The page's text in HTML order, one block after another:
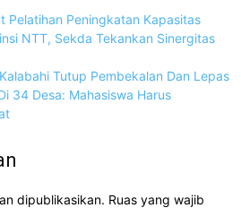
Pelatihan Peningkatan Kapasitas
NTT, Sekda Tekankan Sinergitas
Tutup Pembekalan Dan Lepas
34 Desa: Mahasiswa Harus
dipublikasikan. Ruas yang wajib